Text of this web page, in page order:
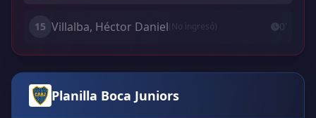
15 Villalba, Héctor Daniel(No ingresó) 0'
Planilla Boca Juniors